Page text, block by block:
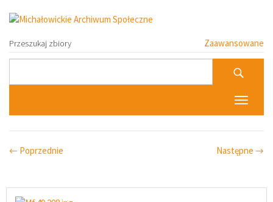
Przeszukaj zbiory Zaawansowane
Toggle
← Poprzednie Następne →